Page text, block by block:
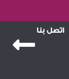
اتصل بنا